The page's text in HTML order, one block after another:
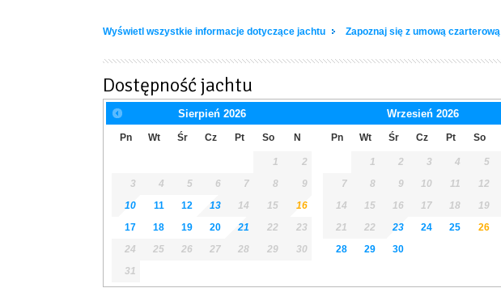
Wyświetl wszystkie informacje dotyczące jachtu Zapoznaj się z umową czarterową
Dostępność jachtu
Sierpień 2026
Pn Wt Śr Cz Pt So N
1
2
3
4 5 6 7 8
9
10
11 12 13 14 15
16
17
18 19 20 21 22
23
24
25 26 27 28 29
30
31
Wrzesień 2026
Pn Wt Śr Cz Pt So
1 2 3 4 5
7
8 9 10 11 12
14
15 16 17 18 19
21
22 23 24 25 26
28
29 30